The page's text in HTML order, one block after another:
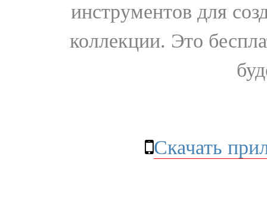
инструментов для
коллекции. Это
Скачать